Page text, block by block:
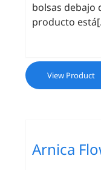
bolsas debajo
producto
View Product
Arnica